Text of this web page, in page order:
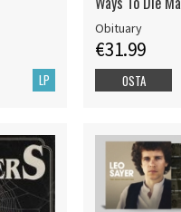
LP
Obituary
€31.99
OSTA